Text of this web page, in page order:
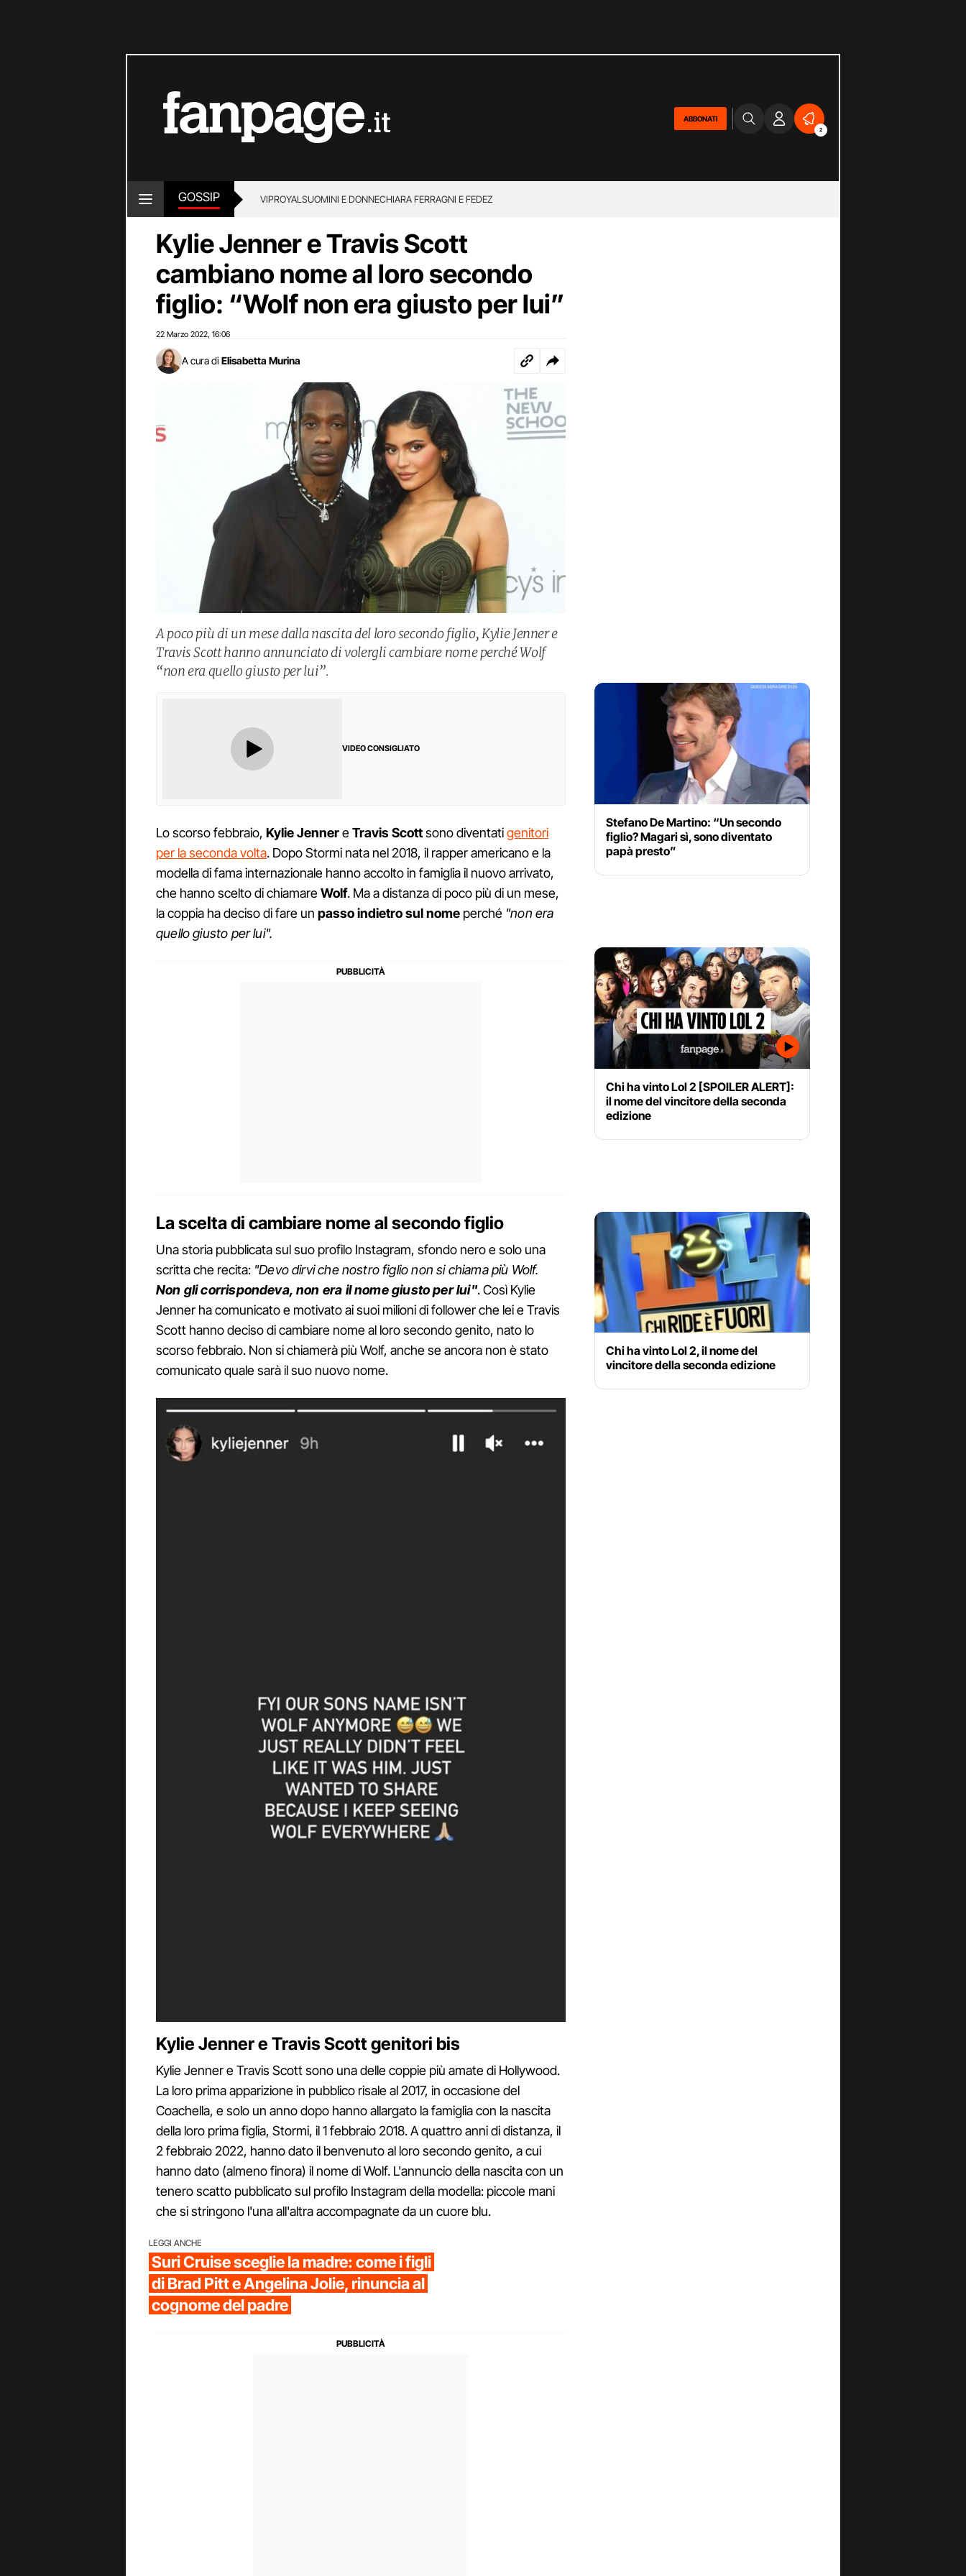
ABBONATI
2
GOSSIP VIPROYALSUOMINI E DONNECHIARA FERRAGNI E FEDEZ
Kylie Jenner e Travis Scott
cambiano nome al loro secondo
figlio: “Wolf non era giusto per lui”
22 Marzo 2022 16:06
A cura di Elisabetta Murina
A poco più di un mese dalla nascita del loro secondo figlio, Kylie Jenner e
Travis Scott hanno annunciato di volergli cambiare nome perché Wolf
“non era quello giusto per lui”.
VIDEO CONSIGLIATO
Lo scorso febbraio, Kylie JennereTravis Scottsono diventatigenitori
per la seconda volta. Dopo Stormi nata nel 2018, il rapper americano e la
modella di fama internazionale hanno accolto in famiglia il nuovo arrivato,
che hanno scelto di chiamareWolf. Ma a distanza di poco più di un mese,
la coppia ha deciso di fare un passo indietro sul nome perché "non era
quello giusto per lui".
La scelta di cambiare nome al secondo figlio
Una storia pubblicata sul suo profilo Instagram, sfondo nero e solo una
scritta che recita: "Devo dirvi che nostro figlio non si chiama più Wolf.
Non gli corrispondeva, non era il nome giusto per lui". Così Kylie
Jenner ha comunicato e motivato ai suoi milioni di follower che lei e Travis
Scott hanno deciso di cambiare nome al loro secondo genito, nato lo
scorso febbraio. Non si chiamerà più Wolf, anche se ancora non è stato
comunicato quale sarà il suo nuovo nome.
Kylie Jenner e Travis Scott genitori bis
Kylie Jenner e Travis Scott sono una delle coppie più amate di Hollywood.
La loro prima apparizione in pubblico risale al 2017, in occasione del
Coachella, e solo un anno dopo hanno allargato la famiglia con la nascita
della loro prima figlia, Stormi, il 1 febbraio 2018. A quattro anni di distanza, il
2 febbraio 2022, hanno dato il benvenuto al loro secondo genito, a cui
hanno dato (almeno finora) il nome di Wolf. L'annuncio della nascita con un
tenero scatto pubblicato sul profilo Instagram della modella: piccole mani
che si stringono l'una all'altra accompagnate da un cuore blu.
LEGGI ANCHE
Suri Cruise sceglie la madre: come i figli
di Brad Pitt e Angelina Jolie, rinuncia al
cognome del padre
Stefano De Martino: “Un secondo
figlio? Magari sì, sono diventato
papà presto”
Chi ha vinto Lol 2 [SPOILER ALERT]:
il nome del vincitore della seconda
edizione
Chi ha vinto Lol 2, il nome del
vincitore della seconda edizione